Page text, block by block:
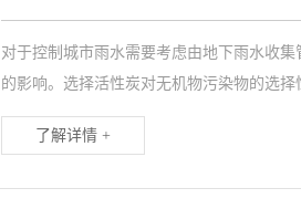
对于控制城市雨水需要考虑由地下雨水收
的影响。选择活性炭对无机物污染物的选择
了解详情 +